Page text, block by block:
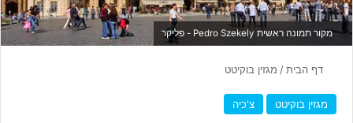
מקור תמונה ראשית Pedro Szekely - פליקר
דף הבית/ מגזין בוקיטט
מגזין בוקיטט צ'כיה